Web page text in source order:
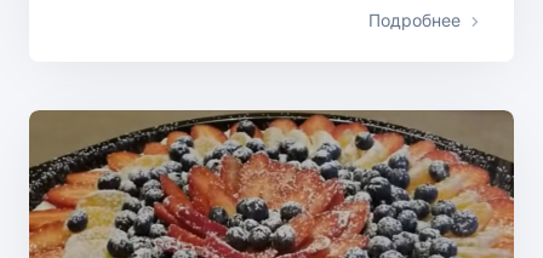
Подробнее